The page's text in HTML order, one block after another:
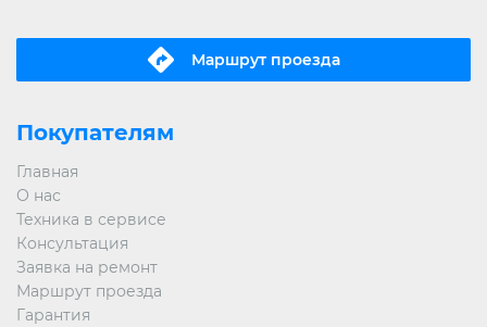
Маршрут проeзда
Покупателям
Главная
О нас
Техника в сервисе
Консультация
Заявка на ремонт
Маршрут проезда
Гарантия